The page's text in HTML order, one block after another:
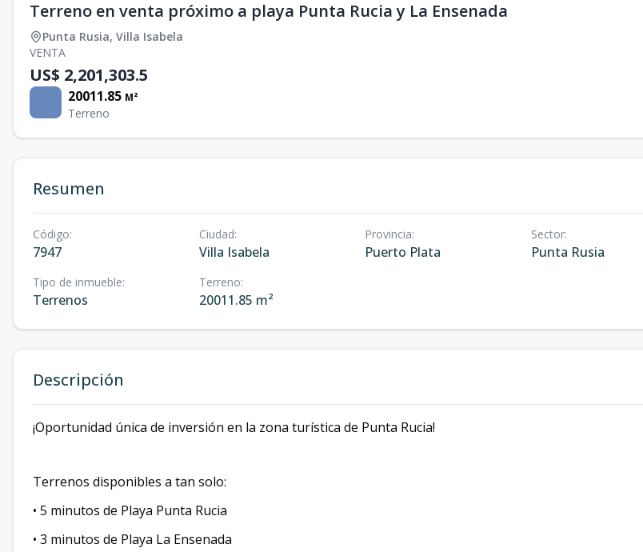
Terreno en venta próximo a playa Punta Rucia y La Ensenada
Punta Rusia, Villa Isabela
VENTA
US$ 2,201,303.5
20011.85 M²
Terreno
Resumen
Código:
7947
Ciudad:
Villa Isabela
Provincia:
Puerto Plata
Sector:
Punta Rusia
Tipo de inmueble:
Terrenos
Terreno:
20011.85 m²
Descripción
¡Oportunidad única de inversión en la zona turística de Punta Rucia!
Terrenos disponibles a tan solo:
• 5 minutos de Playa Punta Rucia
• 3 minutos de Playa La Ensenada